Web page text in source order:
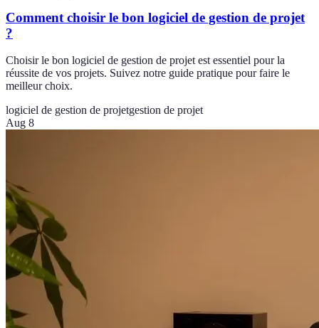
Comment choisir le bon logiciel de gestion de projet
?
Choisir le bon logiciel de gestion de projet est essentiel pour la
réussite de vos projets. Suivez notre guide pratique pour faire le
meilleur choix.
logiciel de gestion de projetgestion de projet
Aug 8